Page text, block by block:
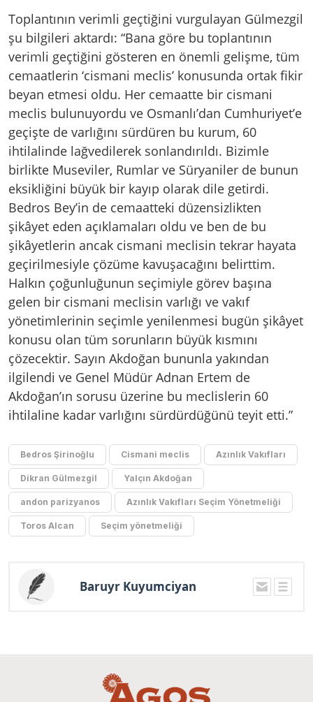
Toplantının verimli geçtiğini vurgulayan Gülmezgil
şu bilgileri aktardı: “Bana göre bu toplantının
verimli geçtiğini gösteren en önemli gelişme, tüm
cemaatlerin ‘cismani meclis’ konusunda ortak fikir
beyan etmesi oldu. Her cemaatte bir cismani
meclis bulunuyordu ve Osmanlı’dan Cumhuriyet’e
geçişte de varlığını sürdüren bu kurum, 60
ihtilalinde lağvedilerek sonlandırıldı. Bizimle
birlikte Museviler, Rumlar ve Süryaniler de bunun
eksikliğini büyük bir kayıp olarak dile getirdi.
Bedros Bey’in de cemaatteki düzensizlikten
şikâyet eden açıklamaları oldu ve ben de bu
şikâyetlerin ancak cismani meclisin tekrar hayata
geçirilmesiyle çözüme kavuşacağını belirttim.
Halkın çoğunluğunun seçimiyle görev başına
gelen bir cismani meclisin varlığı ve vakıf
yönetimlerinin seçimle yenilenmesi bugün şikâyet
konusu olan tüm sorunların büyük kısmını
çözecektir. Sayın Akdoğan bununla yakından
ilgilendi ve Genel Müdür Adnan Ertem de
Akdoğan’ın sorusu üzerine bu meclislerin 60
ihtilaline kadar varlığını sürdürdüğünü teyit etti.”
Bedros Şirinoğlu Cismani meclis Azınlık Vakıfları
Dikran Gülmezgil Yalçın Akdoğan
andon parizyanos Azınlık Vakıfları Seçim Yönetmeliği
Toros Alcan Seçim yönetmeliği
Baruyr Kuyumciyan